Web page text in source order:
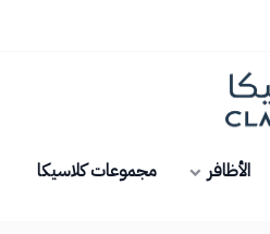
الأظافر مجموعات كلاسيكا